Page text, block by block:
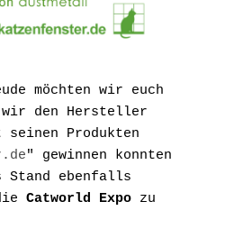
möchten wir euch
seinen Produkten
" gewinnen konnten
Stand ebenfalls
Catworld Expo zu